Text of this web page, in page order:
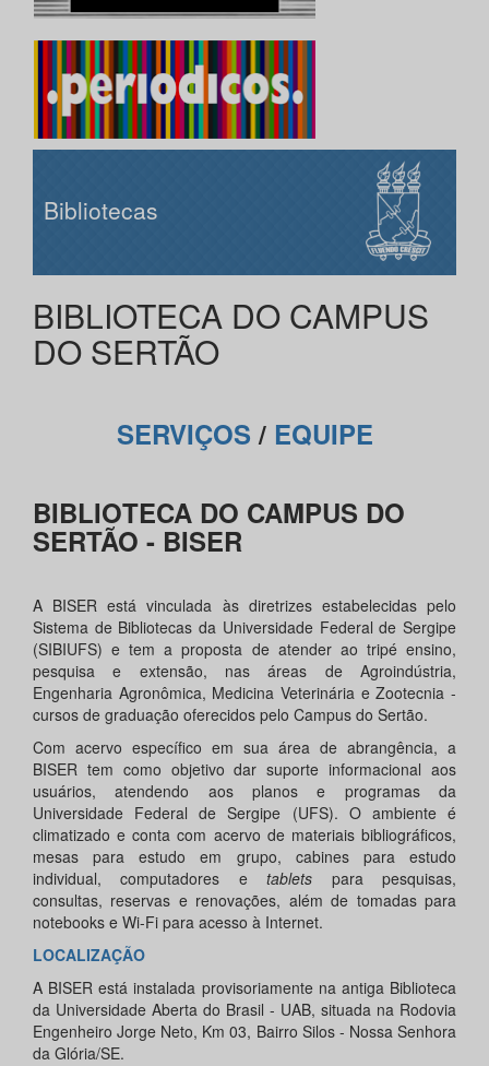
Bibliotecas
BIBLIOTECA DO CAMPUS
DO SERTÃO
SERVIÇOS / EQUIPE
BIBLIOTECA DO CAMPUS DO
SERTÃO - BISER
A BISER está vinculada às diretrizes estabelecidas pelo
Sistema de Bibliotecas da Universidade Federal de Sergipe
(SIBIUFS) e tem a proposta de atender ao tripé ensino,
pesquisa e extensão, nas áreas de Agroindústria,
Engenharia Agronômica, Medicina Veterinária e Zootecnia -
cursos de graduação oferecidos pelo Campus do Sertão.
Com acervo específico em sua área de abrangência, a
BISER tem como objetivo dar suporte informacional aos
usuários, atendendo aos planos e programas da
Universidade Federal de Sergipe (UFS). O ambiente é
climatizado e conta com acervo de materiais bibliográficos,
mesas para estudo em grupo, cabines para estudo
individual, computadores etablets para pesquisas,
consultas, reservas e renovações, além de tomadas para
notebooks e Wi-Fi para acesso à Internet.
LOCALIZAÇÃO
A BISER está instalada provisoriamente na antiga Biblioteca
da Universidade Aberta do Brasil - UAB, situada na Rodovia
Engenheiro Jorge Neto, Km 03, Bairro Silos - Nossa Senhora
da Glória/SE.